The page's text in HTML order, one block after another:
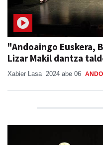
"Andoaingo Euskera,
Lizar Makil dantza
Xabier Lasa 2024 abe 06